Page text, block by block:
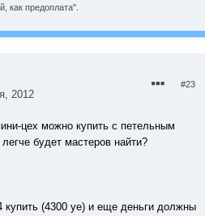
как предоплата".
2012
#23
цех можно купить с петельным
будет мастеров найти?
(4300 уе) и еще деньги должны